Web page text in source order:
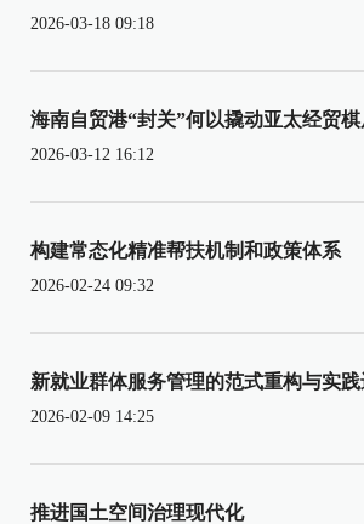
2026-03-18 09:18
海南自贸港“封关”何以撬动亚太经贸棋
2026-03-12 16:12
构建常态化精准帮扶机制和政策体系
2026-02-24 09:32
新就业群体服务管理的范式重构与实
2026-02-09 14:25
推进国土空间治理现代化